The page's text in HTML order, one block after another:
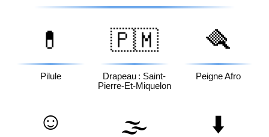
💊
Pilule
🇵🇲
Drapeau : Saint-
Pierre-Et-Miquelon
🪮
Peigne Afro
☺️ 🌫️ ⬇️